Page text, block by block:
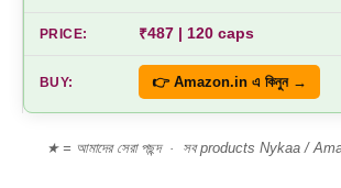
₹487 | 120 caps
👉 Amazon.in এ কিনুন →
★ = আমাদের সেরা পছন্দ · সব products Nykaa /